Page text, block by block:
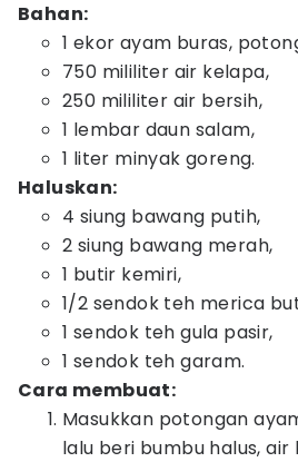
Bahan:
1 ekor ayam buras,
750 mililiter air kelapa,
250 mililiter air bersih,
1 lembar daun salam,
1 liter minyak goreng.
Haluskan:
4 siung bawang putih,
2 siung bawang merah,
1 butir kemiri,
1/2 sendok teh merica
1 sendok teh gula pasir,
1 sendok teh garam.
Cara membuat:
Masukkan potongan
lalu beri bumbu halus, air